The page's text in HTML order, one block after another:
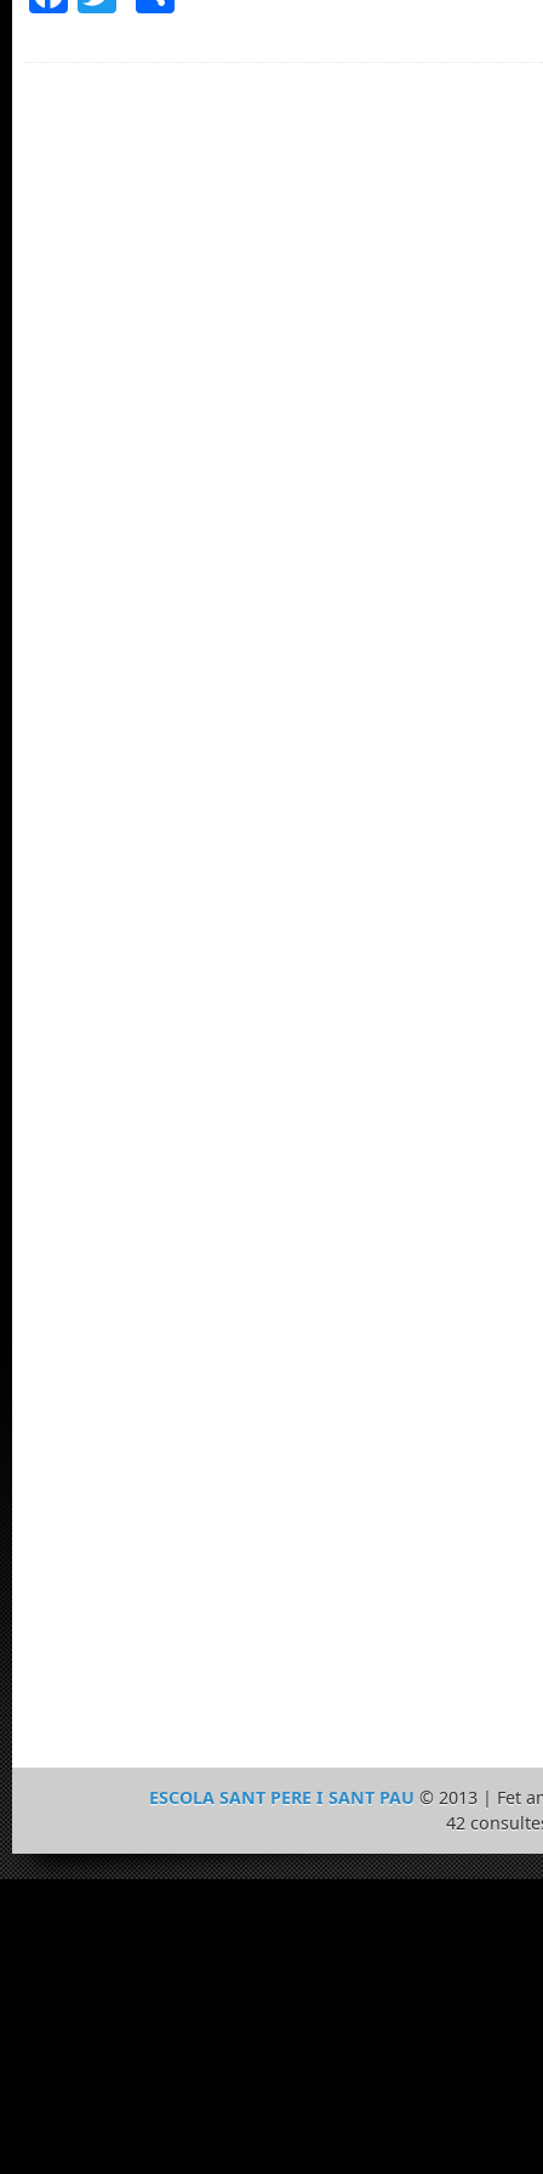
ESCOLA SANT PERE I SANT PAU © 2013 | Fet
42